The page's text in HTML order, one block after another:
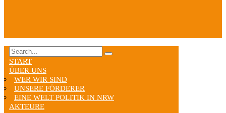
START
ÜBER UNS
WER WIR SIND
UNSERE FÖRDERER
EINE WELT POLITIK IN NRW
AKTEURE